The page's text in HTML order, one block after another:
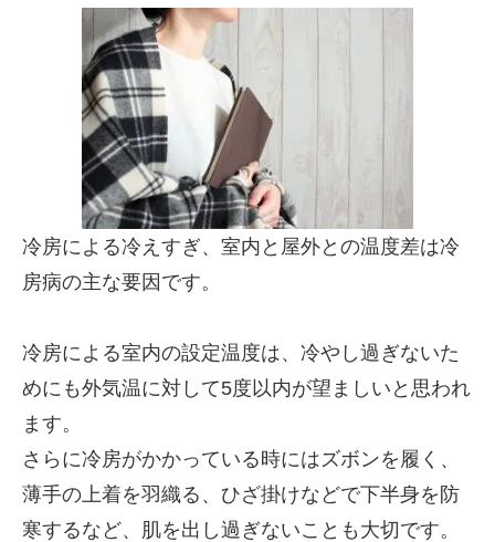
冷房による冷えすぎ、室内と屋外との温度差は冷
房病の主な要因です。
冷房による室内の設定温度は、冷やし過ぎないた
めにも外気温に対して5度以内が望ましいと思われ
ます。
さらに冷房がかかっている時にはズボンを履く、
薄手の上着を羽織る、ひざ掛けなどで下半身を防
寒するなど、肌を出し過ぎないことも大切です。